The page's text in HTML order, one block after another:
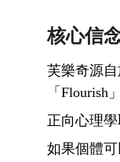
核心信
芙樂奇源
「Flourish
正向心理
如果個體